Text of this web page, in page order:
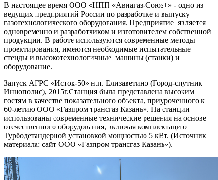
В настоящее время ООО «НПП «Авиагаз-Союз+» - одно из
ведущих предприятий России по разработке и выпуску
газотехнологического оборудования. Предприятие является
одновременно и разработчиком и изготовителем собственной
продукции. В работе используются современные методы
проектирования, имеются необходимые испытательные
стенды и высокотехнологичные машины (станки) и
оборудование.
Запуск АГРС «Исток-50» н.п. Елизаветино (Город-спутник
Иннополис), 2015г.Станция была представлена высоким
гостям в качестве показательного объекта, приуроченного к
60-летию ООО «Газпром трансгаз Казань». На станции
использованы современные технические решения на основе
отечественного оборудования, включая комплектацию
Турбодетандерной установкой мощностью 5 кВт. (Источник
материала: сайт ООО «Газпром трансгаз Казань»).